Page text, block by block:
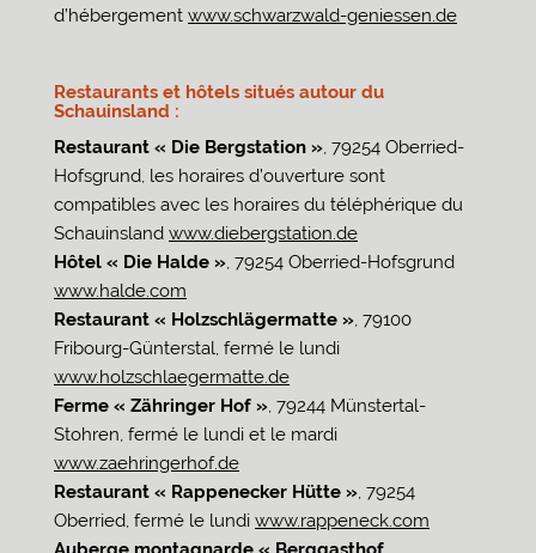
d’hébergement www.schwarzwald-geniessen.de
Restaurants et hôtels situés autour du
Schauinsland :
Restaurant « Die Bergstation », 79254 Oberried-
Hofsgrund, les horaires d’ouverture sont
compatibles avec les horaires du téléphérique du
Schauinsland www.diebergstation.de
Hôtel « Die Halde », 79254 Oberried-Hofsgrund
www.halde.com
Restaurant « Holzschlägermatte », 79100
Fribourg-Günterstal, fermé le lundi
www.holzschlaegermatte.de
Ferme « Zähringer Hof », 79244 Münstertal-
Stohren, fermé le lundi et le mardi
www.zaehringerhof.de
Restaurant « Rappenecker Hütte », 79254
Oberried, fermé le lundi www.rappeneck.com